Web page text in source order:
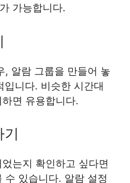
가능합니다.
, 알람 그룹을 만들어 놓
입니다. 비슷한 시간대
면 유용합니다.
기
는지 확인하고 싶다면
수 있습니다. 알람 설정